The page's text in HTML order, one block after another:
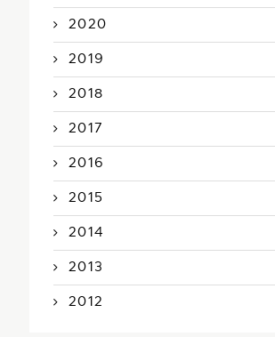
2020
2019
2018
2017
2016
2015
2014
2013
2012